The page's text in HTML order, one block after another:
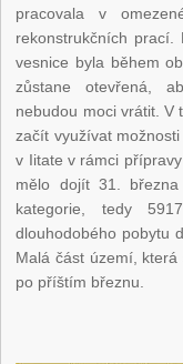
pracovala v
rekonstrukčních prací.
vesnice byla během
zůstane otevřená,
nebudou moci vrátit. V
začít využívat
v Iitate v rámci
mělo dojít 31.
kategorie, tedy
dlouhodobého pobytu
Malá část území,
po příštím březnu.